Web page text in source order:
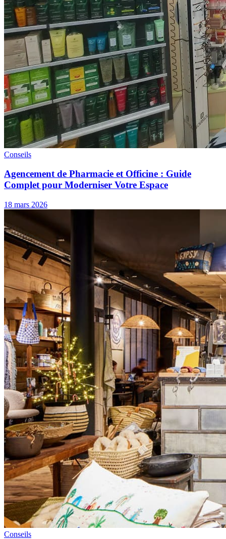
Conseils
Agencement de Pharmacie et Officine : Guide
Complet pour Moderniser Votre Espace
18 mars 2026
Conseils